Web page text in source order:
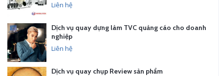
Liên hệ
Dịch vụ quay dựng làm TVC quảng cáo cho doanh
nghiệp
Liên hệ
Dịch vụ quay chụp Review sản phẩm